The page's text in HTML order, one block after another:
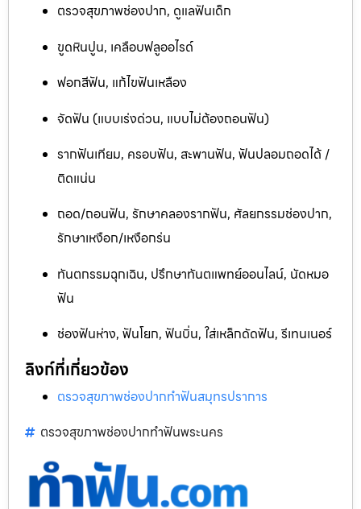
ตรวจสุขภาพช่องปาก, ดูแลฟันเด็ก
ขูดหินปูน, เคลือบฟลูออไรด์
ฟอกสีฟัน, แก้ไขฟันเหลือง
จัดฟัน (แบบเร่งด่วน, แบบไม่ต้องถอนฟัน)
รากฟันเทียม, ครอบฟัน, สะพานฟัน, ฟันปลอมถอดได้ /
ติดแน่น
ถอด/ถอนฟัน, รักษาคลองรากฟัน, ศัลยกรรมช่องปาก,
รักษาเหงือก/เหงือกร่น
ทันตกรรมฉุกเฉิน, ปรึกษาทันตแพทย์ออนไลน์, นัดหมอ
ฟัน
ช่องฟันห่าง, ฟันโยก, ฟันบิ่น, ใส่เหล็กดัดฟัน, รีเทนเนอร์
ลิงก์ที่เกี่ยวข้อง
ตรวจสุขภาพช่องปากทำฟันสมุทรปราการ
ตรวจสุขภาพช่องปากทำฟันพระนคร